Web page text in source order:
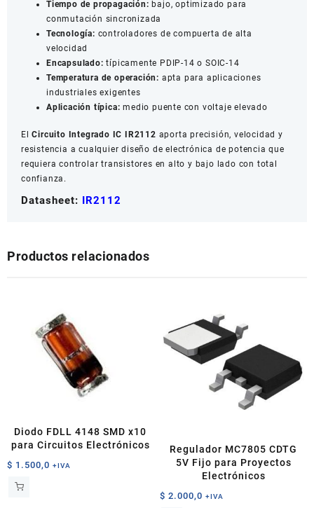
Tiempo de propagación: bajo, optimizado para
conmutación sincronizada
Tecnología: controladores de compuerta de alta
velocidad
Encapsulado: típicamente PDIP-14 o SOIC-14
Temperatura de operación: apta para aplicaciones
industriales exigentes
Aplicación típica: medio puente con voltaje elevado
ElCircuito Integrado IC IR2112 aporta precisión, velocidad y
resistencia a cualquier diseño de electrónica de potencia que
requiera controlar transistores en alto y bajo lado con total
confianza.
Datasheet: IR2112
Productos relacionados
Diodo FDLL 4148 SMD x10
para Circuitos Electrónicos
$ 1.500,0 +IVA
Regulador MC7805 CDTG
5V Fijo para Proyectos
Electrónicos
$ 2.000,0 +IVA